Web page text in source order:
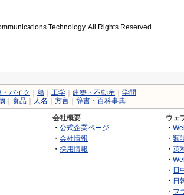
Technology. All Rights Reserved.
・バイク 船 工学 建築・不動産
学問
食品 人名 方言 辞書・百科事典
会社概要
・ 公式企業ページ
・ 会社情報
・ 採用情報
ウェ
・
・ 類
・ 英
・
・ 日
・ 日
・ フ